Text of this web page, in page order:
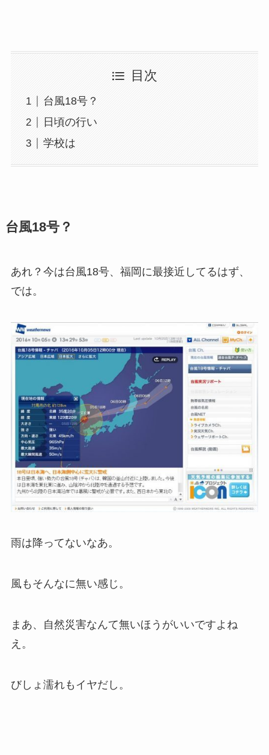
目次
台風18号？
日頃の行い
学校は
台風18号？
あれ？今は台風18号、福岡に最接近してるはず、
では。
雨は降ってないなあ。
風もそんなに無い感じ。
まあ、自然災害なんて無いほうがいいですよね
え。
びしょ濡れもイヤだし。